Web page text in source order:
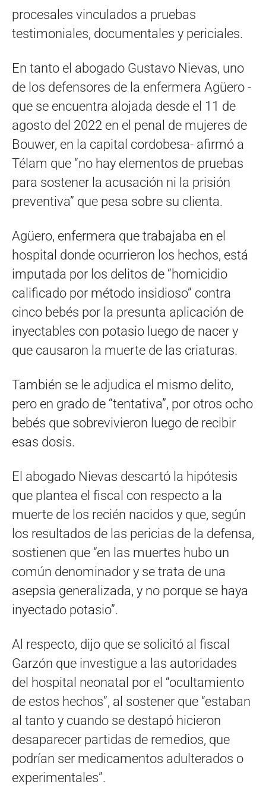
procesales vinculados a pruebas
testimoniales, documentales y periciales.
En tanto el abogado Gustavo Nievas, uno
de los defensores de la enfermera Agüero -
que se encuentra alojada desde el 11 de
agosto del 2022 en el penal de mujeres de
Bouwer, en la capital cordobesa- afirmó a
Télam que “no hay elementos de pruebas
para sostener la acusación ni la prisión
preventiva” que pesa sobre su clienta.
Agüero, enfermera que trabajaba en el
hospital donde ocurrieron los hechos, está
imputada por los delitos de “homicidio
calificado por método insidioso” contra
cinco bebés por la presunta aplicación de
inyectables con potasio luego de nacer y
que causaron la muerte de las criaturas.
También se le adjudica el mismo delito,
pero en grado de “tentativa”, por otros ocho
bebés que sobrevivieron luego de recibir
esas dosis.
El abogado Nievas descartó la hipótesis
que plantea el fiscal con respecto a la
muerte de los recién nacidos y que, según
los resultados de las pericias de la defensa,
sostienen que “en las muertes hubo un
común denominador y se trata de una
asepsia generalizada, y no porque se haya
inyectado potasio”.
Al respecto, dijo que se solicitó al fiscal
Garzón que investigue a las autoridades
del hospital neonatal por el “ocultamiento
de estos hechos”, al sostener que “estaban
al tanto y cuando se destapó hicieron
desaparecer partidas de remedios, que
podrían ser medicamentos adulterados o
experimentales”.